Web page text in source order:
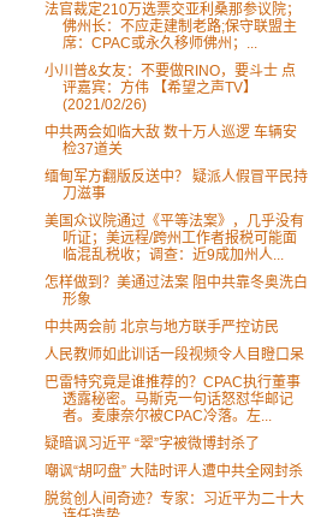
法官裁定210万选票交亚利桑那参议院；
佛州长：不应走建制老路;保守联盟主
席：CPAC或永久移师佛州；...
小川普&女友：不要做RINO，要斗士 点
评嘉宾：方伟 【希望之声TV】
(2021/02/26)
中共两会如临大敌 数十万人巡逻 车辆安
检37道关
缅甸军方翻版反送中？ 疑派人假冒平民持
刀滋事
美国众议院通过《平等法案》，几乎没有
听证；美远程/跨州工作者报税可能面
临混乱税收；调查：近9成加州人...
怎样做到？美通过法案 阻中共靠冬奥洗白
形象
中共两会前 北京与地方联手严控访民
人民教师如此训话一段视频令人目瞪口呆
巴雷特究竟是谁推荐的？CPAC执行董事
透露秘密。马斯克一句话怒怼华邮记
者。麦康奈尔被CPAC冷落。左...
疑暗讽习近平 “翠”字被微博封杀了
嘲讽“胡叼盘” 大陆时评人遭中共全网封杀
脱贫创人间奇迹？专家：习近平为二十大